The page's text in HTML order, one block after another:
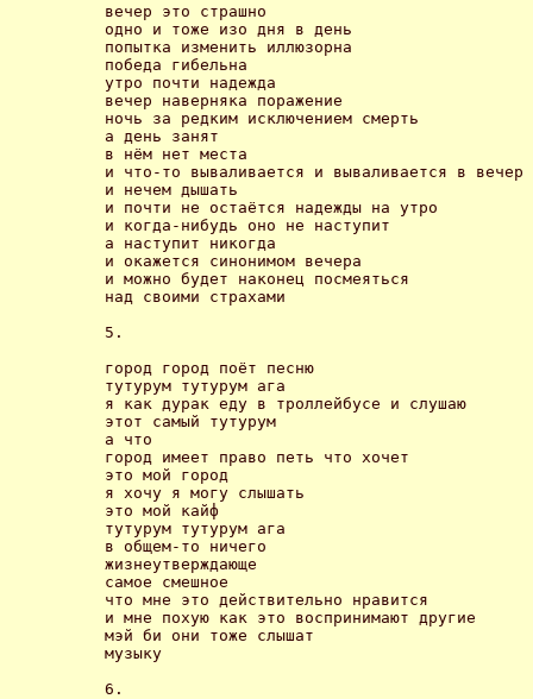
вечер это страшно
одно и тоже изо дня в день
попытка изменить иллюзорна
победа гибельна
утро почти надежда
вечер наверняка поражение
ночь за редким исключением смерть
а день занят
в нём нет места
и что-то вываливается и вываливается в вечер
и нечем дышать
и почти не остаётся надежды на утро
и когда-нибудь оно не наступит
а наступит никогда
и окажется синонимом вечера
и можно будет наконец посмеяться
над своими страхами
5.
город город поёт песню
тутурум тутурум ага
я как дурак еду в троллейбусе и слушаю
этот самый тутурум
а что
город имеет право петь что хочет
это мой город
я хочу я могу слышать
это мой кайф
тутурум тутурум ага
в общем-то ничего
жизнеутверждающе
самое смешное
что мне это действительно нравится
и мне похую как это воспринимают другие
мэй би они тоже слышат
музыку
6.